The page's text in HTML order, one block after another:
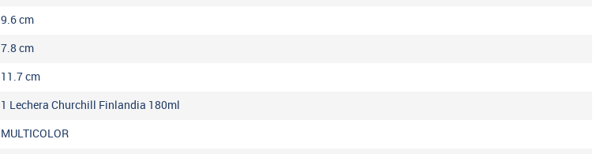
9.6cm
7.8 cm
11.7cm
1 Lechera Churchill Finlandia 180ml
MULTICOLOR